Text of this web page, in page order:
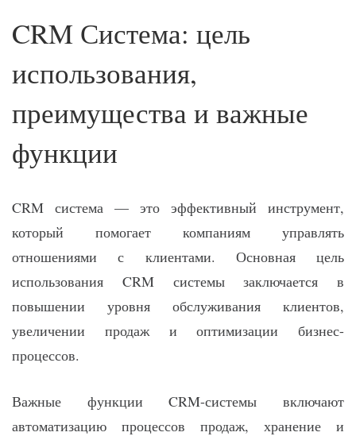
CRM Система: цель
использования,
преимущества и важные
функции
CRM система — это эффективный инструмент,
который помогает компаниям управлять
отношениями с клиентами. Основная цель
использования CRM системы заключается в
повышении уровня обслуживания клиентов,
увеличении продаж и оптимизации бизнес-
процессов.
Важные функции CRM-системы включают
автоматизацию процессов продаж, хранение и